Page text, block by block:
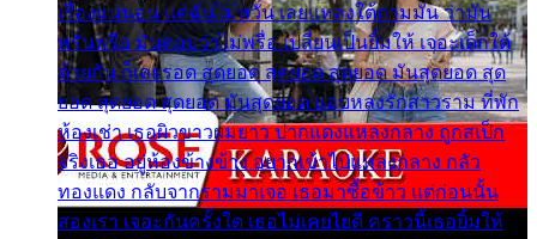
เรื่องแน่นอน แต่ฉันไม่หวั่น เลยแหลงใต้ถามมัน ว่ามัน
พรั่นพรือ มันตอบว่าไม่พรื่อ เปลี่ยนเป็นยิ้มให้ เจอะเด็กใต้
ด้วยกัน ก็เลยรอด สุดยอด สุดยอด สุดยอด มันสุดยอด สุด
ยอด สุดยอด สุดยอด มันสุดยอด แอบหลงรักสาวราม ที่พัก
ห้องเช่า เธอผิวขาวผมยาว ปากแดงแหลงกลาง ถูกสเป็ก
จริงเธอ อยู่ห้องข้างข้าง อยากเข้าไปแหลงกลาง กลัว
ทองแดง กลับจากรามมาเจอ เธอมาซื้อข้าว แต่ก่อนนั้น
สองเรา เจอะกันครั้งใด เธอไม่เคยไยดี คราวนี้เธอยิ้มให้